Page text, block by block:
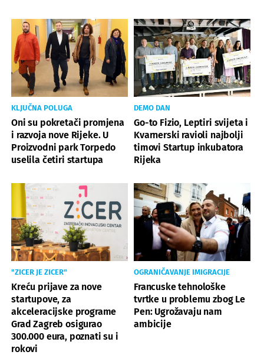
KLJUČNA POLUGA
Oni su pokretači promjena
i razvoja nove Rijeke. U
Proizvodni park Torpedo
uselila četiri startupa
DEMO DAN
Go-to Fizio, Leptiri svijeta i
Kvarnerski ravioli najbolji
timovi Startup inkubatora
Rijeka
"ZICER JE ZICER"
Kreću prijave za nove
startupove, za
akceleracijske programe
Grad Zagreb osigurao
300.000 eura, poznati su i
rokovi
OGRANIČAVANJE IMIGRACIJE
Francuske tehnološke
tvrtke u problemu zbog Le
Pen: Ugrožavaju nam
ambicije